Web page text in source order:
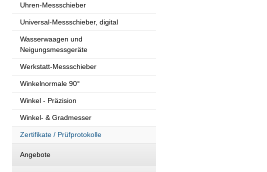
Uhren-Messschieber
Universal-Messschieber, digital
Wasserwaagen und
Neigungsmessgeräte
Werkstatt-Messschieber
Winkelnormale 90°
Winkel - Präzision
Winkel- & Gradmesser
Zertifikate / Prüfprotokolle
Angebote